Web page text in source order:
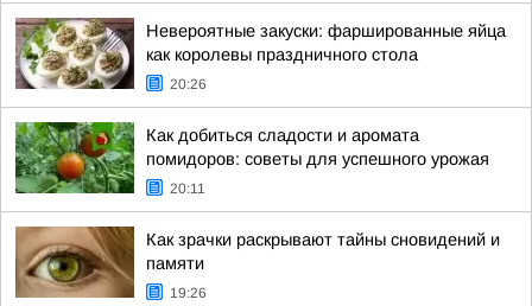
Невероятные закуски: фаршированные яйца
как королевы праздничного стола
20:26
Как добиться сладости и аромата
помидоров: советы для успешного урожая
20:11
Как зрачки раскрывают тайны сновидений и
памяти
19:26